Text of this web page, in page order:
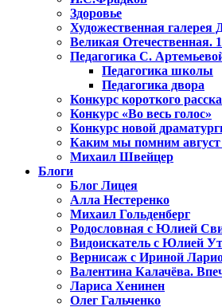
Здоровье
Художественная
Великая Отечественная.
Педагогика С.
Педагогика школы
Педагогика двора
Конкурс короткого
Конкурс «Во весь голос»
Конкурс новой
Каким мы помним август
Михаил Швейцер
Блоги
Блог Лицея
Алла Нестеренко
Михаил Гольденберг
Родословная с Юлией
Видоискатель с Юлией
Вернисаж с Ириной
Валентина Калачёва.
Лариса Хенинен
Олег Гальченко